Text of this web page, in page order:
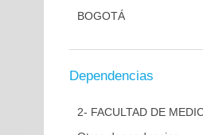
BOGOTÁ
Dependencias
2- FACULTAD DE